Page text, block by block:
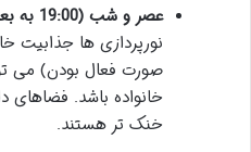
عصر و شب (19:00 به بعد):
نورپردازی ها جذابیت
صورت فعال بودن) می
خانواده باشد. فضاهای
خنک تر هستند.